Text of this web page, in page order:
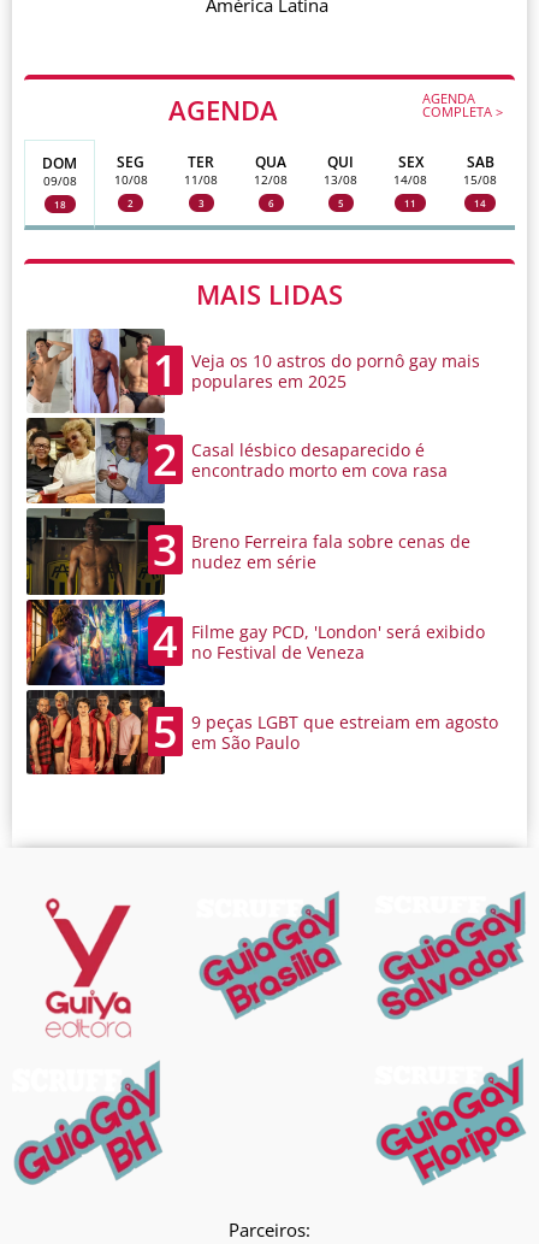
AGENDA AGENDA
COMPLETA >
DOM
09/08
18
SEG
10/08
2
TER
11/08
3
QUA
12/08
6
QUI
13/08
5
SEX
14/08
11
SAB
15/08
14
MAIS LIDAS
1
Veja os 10 astros do pornô gay mais
populares em 2025
2
Casal lésbico desaparecido é
encontrado morto em cova rasa
3
Breno Ferreira fala sobre cenas de
nudez em série
4
Filme gay PCD, 'London' será exibido
no Festival de Veneza
5
9 peças LGBT que estreiam em agosto
em São Paulo
América Latina
Parceiros: